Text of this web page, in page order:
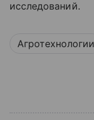
исследований.
Агротехнологии